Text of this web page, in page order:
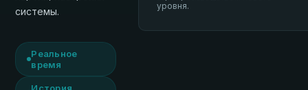
системы.
Реальное
время
уровня.